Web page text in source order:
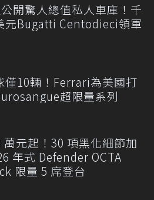
開驚人總值私人車庫！千
元Bugatti Centodieci領軍
僅10輛！Ferrari為美國打
超限量系列
萬元起！30 項黑化細節加
年式 Defender OCTA
限量 5 席登台